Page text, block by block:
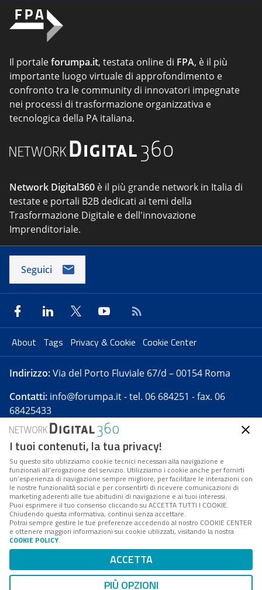
Il portaleforumpa.it, testata online di FPA, è il più
importante luogo virtuale di approfondimento e
confronto tra le community di innovatori impegnate
nei processi di trasformazione organizzativa e
tecnologica della PA italiana.
Network Digital360 è il più grande network in Italia di
testate e portali B2B dedicati ai temi della
Trasformazione Digitale e dell'innovazione
Imprenditoriale.
Seguici
About Tags Privacy & Cookie Cookie Center
Indirizzo:Via del Porto Fluviale 67/d – 00154 Roma
Contatti: info@forumpa.it- tel. 06 684251 - fax. 06
68425433
Forumpa.itè una pubblicazione telematica iscritta
presso Registro della stampa del Tribunale di Roma -
Reg. n. 182 del 2 maggio 2008 - Direttore resp. Michela
Stentella
FPA s.r.l. è società soggetta a Direzione e
Coordinamento da parte di Digital360 S.p.A. - FPA s.r.l.
è un'azienda certificata per il sistema di management
Codice Fiscale/Partita IVA n. 10693191008 - R.E.A. Roma
n. 1249791. ISP AWS
Mappa del sito
I tuoi contenuti, la tua privacy!
Su questo sito utilizziamo cookie tecnici necessari alla navigazione e
funzionali all’erogazione del servizio. Utilizziamo i cookie anche per fornirti
un’esperienza di navigazione sempre migliore, per facilitare le interazioni con
le nostre funzionalità social e per consentirti di ricevere comunicazioni di
marketing aderenti alle tue abitudini di navigazione e ai tuoi interessi.
Puoi esprimere il tuo consenso cliccando su ACCETTA TUTTI I COOKIE.
Chiudendo questa informativa, continui senza accettare.
Potrai sempre gestire le tue preferenze accedendo al nostro COOKIE CENTER
e ottenere maggiori informazioni sui cookie utilizzati, visitando la nostra
COOKIE POLICY.
ACCETTA
PIÙ OPZIONI